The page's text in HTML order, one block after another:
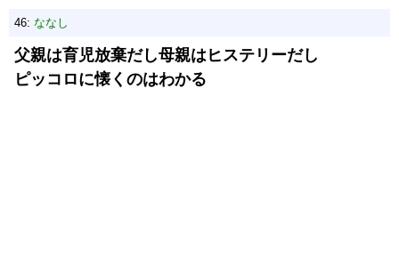
46: ななし
父親は育児放棄だし母親はヒステリーだし
ピッコロに懐くのはわかる